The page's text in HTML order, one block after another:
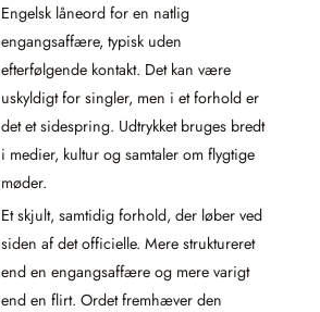
Engelsk låneord for en natlig
engangsaffære, typisk uden
efterfølgende kontakt. Det kan være
uskyldigt for singler, men i et forhold er
det et sidespring. Udtrykket bruges bredt
i medier, kultur og samtaler om flygtige
møder.
Et skjult, samtidig forhold, der løber ved
siden af det officielle. Mere struktureret
end en engangsaffære og mere varigt
end en flirt. Ordet fremhæver den